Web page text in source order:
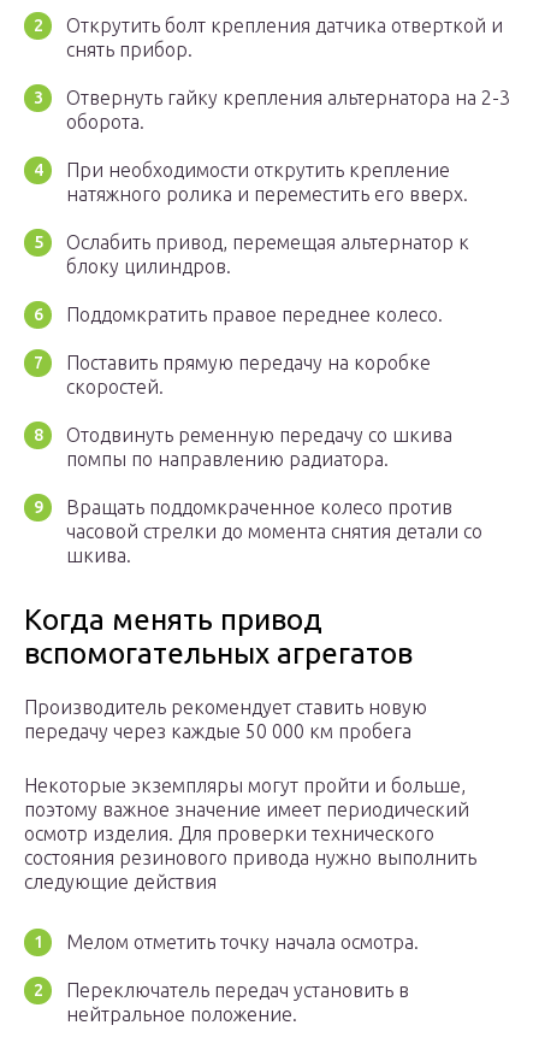
Открутить болт крепления датчика отверткой и
снять прибор.
Отвернуть гайку крепления альтернатора на 2-3
оборота.
При необходимости открутить крепление
натяжного ролика и переместить его вверх.
Ослабить привод, перемещая альтернатор к
блоку цилиндров.
Поддомкратить правое переднее колесо.
Поставить прямую передачу на коробке
скоростей.
Отодвинуть ременную передачу со шкива
помпы по направлению радиатора.
Вращать поддомкраченное колесо против
часовой стрелки до момента снятия детали со
шкива.
Когда менять привод
вспомогательных агрегатов
Производитель рекомендует ставить новую
передачу через каждые 50 000 км пробега
Некоторые экземпляры могут пройти и больше,
поэтому важное значение имеет периодический
осмотр изделия. Для проверки технического
состояния резинового привода нужно выполнить
следующие действия
Мелом отметить точку начала осмотра.
Переключатель передач установить в
нейтральное положение.